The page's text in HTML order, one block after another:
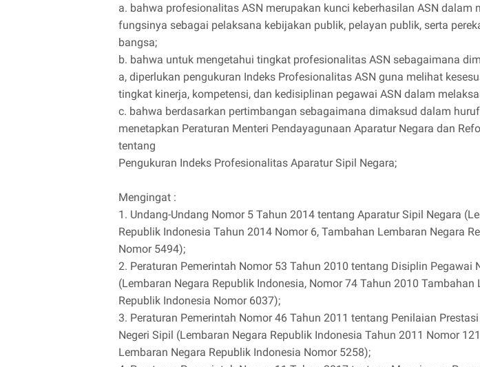
a. bahwa profesionalitas ASN merupakan kunci keberhasilan ASN dalam
fungsinya sebagai pelaksana kebijakan publik, pelayan publik, serta
bangsa;
b. bahwa untuk mengetahui tingkat profesionalitas ASN sebagaimana
a, diperlukan pengukuran Indeks Profesionalitas ASN guna melihat
tingkat kinerja, kompetensi, dan kedisiplinan pegawai ASN dalam
c. bahwa berdasarkan pertimbangan sebagaimana dimaksud dalam
menetapkan Peraturan Menteri Pendayagunaan Aparatur Negara dan
tentang
Pengukuran Indeks Profesionalitas Aparatur Sipil Negara;
Mengingat :
1. Undang-Undang Nomor 5 Tahun 2014 tentang Aparatur Sipil Negara
Republik Indonesia Tahun 2014 Nomor 6, Tambahan Lembaran Negara
Nomor 5494);
2. Peraturan Pemerintah Nomor 53 Tahun 2010 tentang Disiplin Pegawai
(Lembaran Negara Republik Indonesia, Nomor 74 Tahun 2010 Tambahan
Republik Indonesia Nomor 6037);
3. Peraturan Pemerintah Nomor 46 Tahun 2011 tentang Penilaian
Negeri Sipil (Lembaran Negara Republik Indonesia Tahun 2011 Nomor
Lembaran Negara Republik Indonesia Nomor 5258);